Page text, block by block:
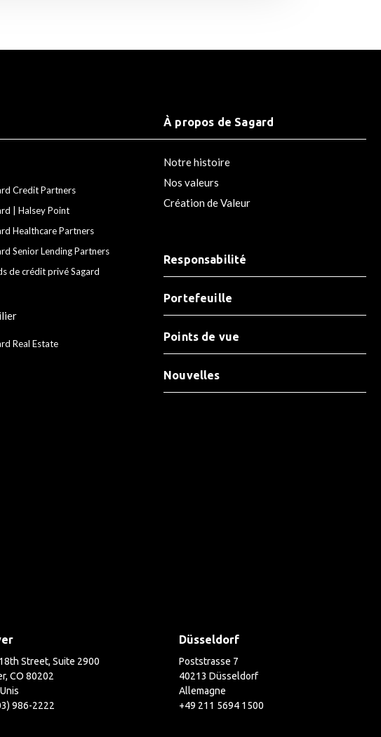
Credit Partners
| Halsey Point
Healthcare Partners
Senior Lending Partners
de crédit privé Sagard
Real Estate
À propos de Sagard
Notre histoire
Nos valeurs
Création de Valeur
Responsabilité
Portefeuille
Points de vue
Nouvelles
Street, Suite 2900
CO 80202
986-2222
Düsseldorf
Poststrasse 7
40213 Düsseldorf
Allemagne
+49 211 5694 1500